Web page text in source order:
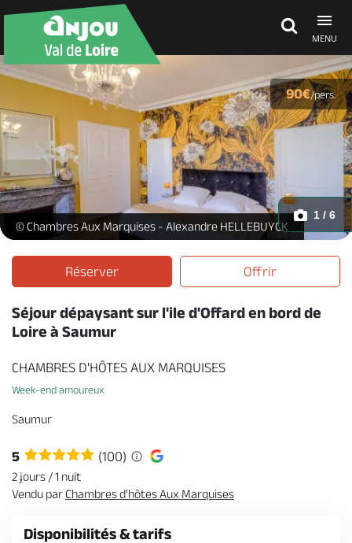
MENU
Découvrir
À voir, à faire
Agenda
Dormir, manger
Séjours, cadeaux
Billetterie en ligne
Brochures & Cartes
M ANT 3 -
© Chambres Aux Marquises - Alexandre HELLEBUYCK
1 / 6
90€/pers.
Réserver Offrir
Séjour dépaysant sur l'ile d'Offard en bord de
Loire à Saumur
CHAMBRES D'HÔTES AUX MARQUISES
Week-end amoureux
Saumur
5 (100)
2 jours / 1 nuit
Vendu parChambres d'hôtes Aux Marquises
Disponibilités & tarifs